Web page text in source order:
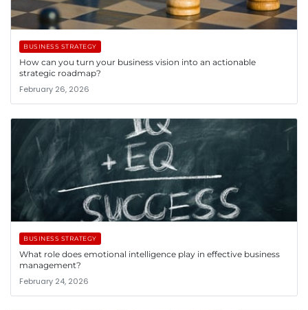
BUSINESS STRATEGY
How can you turn your business vision into an actionable
strategic roadmap?
February 26, 2026
BUSINESS STRATEGY
What role does emotional intelligence play in effective business
management?
February 24, 2026